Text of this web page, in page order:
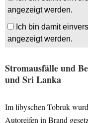
angezeigt werden.
Ich bin damit
angezeigt werden.
Stromausfälle und
und Sri Lanka
Im libyschen Tobruk
Autoreifen in Brand